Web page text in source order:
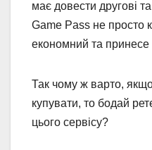
має довести другові
Game Pass не просто
економний та принесе
Так чому ж варто,
купувати, то бодай
цього сервісу?